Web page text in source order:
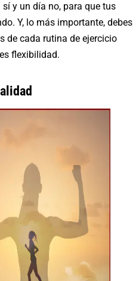
y un día no, para que tus
Y, lo más importante, debes
de cada rutina de ejercicio
flexibilidad.